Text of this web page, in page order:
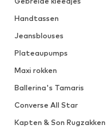
Handtassen
Jeansblouses
Plateaupumps
Maxi rokken
Ballerina's Tamaris
Converse All Star
Kapten & Son Rugzakken